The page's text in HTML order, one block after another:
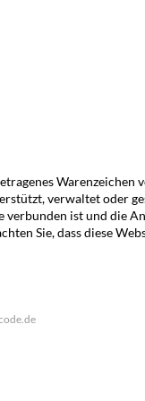
Warenzeichen
verwaltet oder
verbunden ist und die
Sie, dass diese